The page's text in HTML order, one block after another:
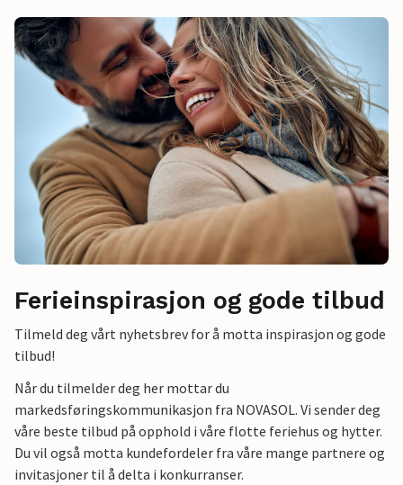
Ferieinspirasjon og gode tilbud
Tilmeld deg vårt nyhetsbrev for å motta inspirasjon og gode
tilbud!
Når du tilmelder deg her mottar du
markedsføringskommunikasjon fra NOVASOL. Vi sender deg
våre beste tilbud på opphold i våre flotte feriehus og hytter.
Du vil også motta kundefordeler fra våre mange partnere og
invitasjoner til å delta i konkurranser.